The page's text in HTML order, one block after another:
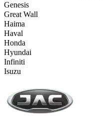
Genesis
Great Wall
Haima
Haval
Honda
Hyundai
Infiniti
Isuzu